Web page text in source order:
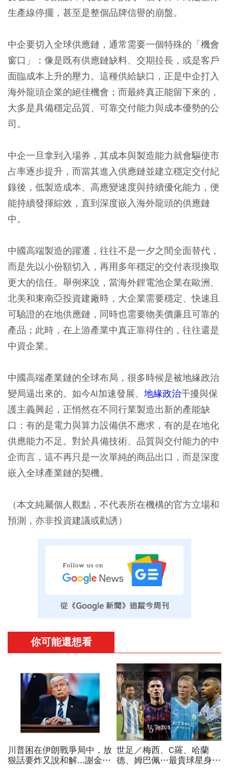
生產線停擺，甚至是整個品牌信譽的崩盤。
中企要切入全球供應鏈，通常需要一個特殊的「機會
窗口」：像是既有供應鏈缺料、交期拉長，或是客戶
面臨成本上升的壓力。這種供給缺口，正是中企打入
海外龍頭企業的絕佳機會；而最終真正能留下來的，
大多是具備穩定品質、可靠交付能力與成本優勢的公
司。
中企一旦拿到入場券，其成本與製造能力就會驅使市
占率逐步提升，而當其進入供應鏈並建立穩定交付紀
錄後，低製造成本、高應變速度與持續優化能力，便
能持續發揮綜效，直到深度嵌入海外龍頭的供應鏈
中。
中國高端製造的躍遷，往往不是一夕之間全面替代，
而是先以小份額切入，再用多年穩定的交付表現換取
更大的信任。舉例來說，當海外鋰電池企業在歐洲、
北美和東南亞投資建廠時，大企業需要穩定、快速且
可驗證的在地供應鏈，同時也需要物美價廉且可靠的
產品；此時，在上游產業中真正靠得住的，往往還是
中資企業。
中國高端產業鏈的全球布局，很多時候是被地緣政治
變局逼出來的。如今AI加速發展、 地緣政治干擾與保
護主義興起，正悄然在不同行業製造出新的產能缺
口：有的是電力與算力設備供不應求，有的是在地化
供應能力不足。對於具備技術、品質與交付能力的中
企而言，這不再只是一次單純的商品出口，而是深度
嵌入全球產業鏈的契機。
（本文純屬個人觀點，不代表所在機構的官方立場和
預測，亦非投資建議或勸誘）